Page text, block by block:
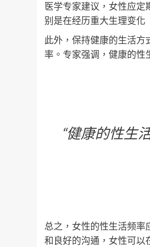
医学专家建议，女性应
别是在经历重大生理变化
此外，保持健康的生活
率。专家强调，健康的性
“健康的性生
总之，女性的性生活频率
和良好的沟通，女性可以